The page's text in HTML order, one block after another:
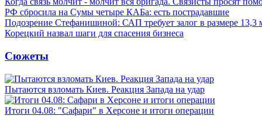
РФ сбросила на Сумы четыре КАБа: есть пострадавшие
Подозрение Стефанишиной: САП требует залог в размере 13,3
Корецкий назвал шаги для спасения бизнеса
Сюжеты
Пытаются взломать Киев. Реакция Запада на удар
Итоги 04.08: "Сафари" в Херсоне и итоги операции